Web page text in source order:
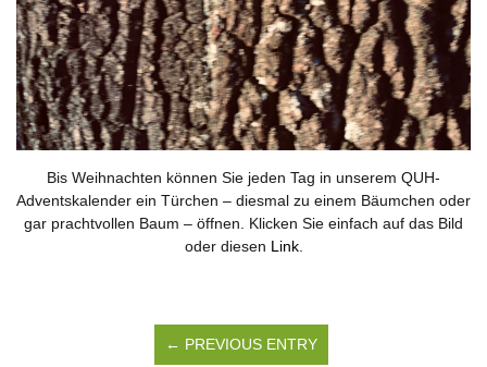
Bis Weihnachten können Sie jeden Tag in unserem QUH-
Adventskalender ein Türchen – diesmal zu einem Bäumchen oder
gar prachtvollen Baum – öffnen. Klicken Sie einfach auf das Bild
oder diesen Link.
← PREVIOUS ENTRY